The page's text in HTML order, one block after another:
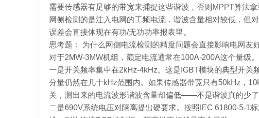
需要传感器有足够的带宽来捕捉这些谐波，否则MPPT算法
网侧检测的是注入电网的工频电流，谐波含量相对较低，但
误差会直接体现在有功/无功功率报表里。
思考题： 为什么网侧电流检测的精度问题会直接影响电网友
对于2MW-3MW机组，额定电流通常在100A-200A这个量级
一是开关频率集中在2kHz-4kHz。这是IGBT模块的典型开
分量仍然在几十kHz范围内。如果传感器带宽只有50kHz，
关，测出来的电流波形谐波含量却偏低——不是谐波真的少了
二是690V系统电压对隔离提出硬要求。按照IEC 61800-5-1